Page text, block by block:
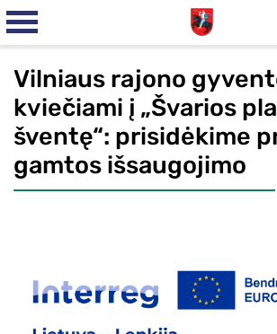
Vilniaus rajono
kviečiami į „Švarios
šventę“: prisidėkime
gamtos išsaugojimo